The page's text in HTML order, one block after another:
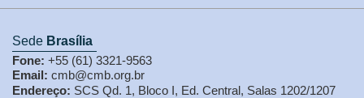
Sede Brasília
Fone: +55 (61) 3321-9563
Email: cmb@cmb.org.br
Endereço: SCS Qd. 1, Bloco I, Ed. Central, Salas 1202/1207